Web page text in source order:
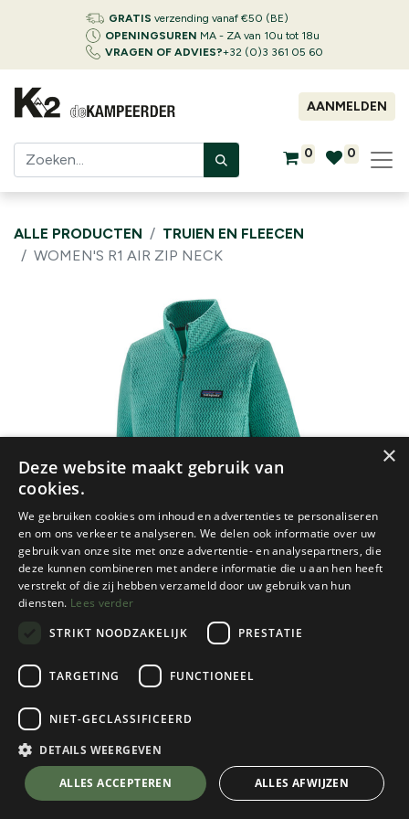
GRATIS verzending vanaf €50 (BE)
OPENINGSUREN MA - ZA van 10u tot 18u
VRAGEN OF ADVIES?+32 (0)3 361 05 60
AANMELDEN
0 0
ALLE PRODUCTEN
TRUIEN EN FLEECEN
WOMEN'S R1 AIR ZIP NECK
Patagonia
Women's R1 Air Zip Neck
Fresh Teal
Kies een maat
💬 Stel je vraag over dit product via WhatsApp
×
Deze website maakt gebruik van
cookies.
We gebruiken cookies om inhoud en advertenties te personaliseren
en om ons verkeer te analyseren. We delen ook informatie over uw
gebruik van onze site met onze advertentie- en analysepartners, die
deze kunnen combineren met andere informatie die u aan hen heeft
verstrekt of die zij hebben verzameld door uw gebruik van hun
diensten. Lees verder
STRIKT NOODZAKELIJK
PRESTATIE
TARGETING FUNCTIONEEL
NIET-GECLASSIFICEERD
DETAILS WEERGEVEN
ALLES ACCEPTEREN ALLES AFWIJZEN